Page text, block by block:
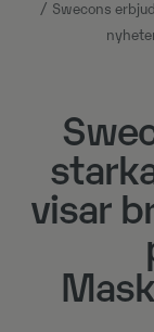
Swecons
visar